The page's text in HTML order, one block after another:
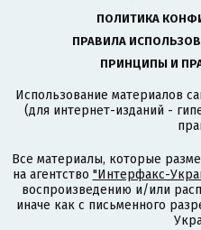
ПОЛИТИКА
ПРАВИЛА
ПРИНЦИПЫ И
Использование материалов
(для интернет-изданий -
Все материалы, которые
на агентство "Интерфакс-
воспроизведению и/или
иначе как с письменного